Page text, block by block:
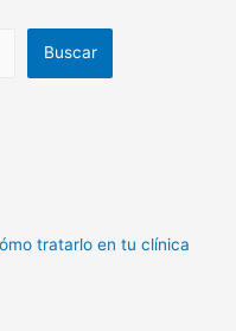
Buscar
tratarlo en tu clínica